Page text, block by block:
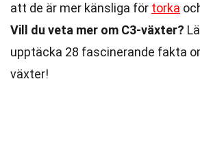
att de är mer känsliga för torka
Vill du veta mer om C3-växter?
upptäcka 28 fascinerande fakta
växter!